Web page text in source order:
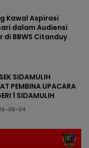
Kawal Aspirasi
dalam Audiensi
di BBWS Citanduy
SIDAMULIH
PEMBINA UPACARA
1 SIDAMULIH
08-04